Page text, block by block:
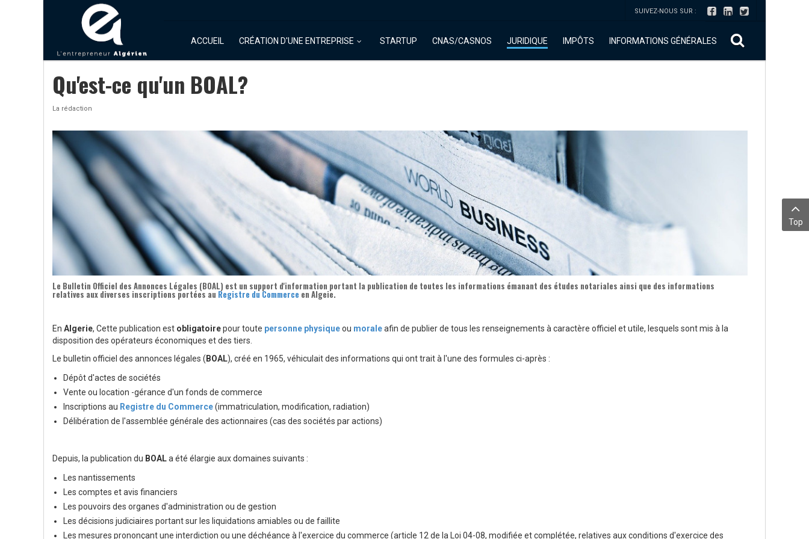
SUIVEZ-NOUS SUR :
ACCUEIL CRÉATION D'UNE ENTREPRISE STARTUP CNAS/CASNOS JURIDIQUE IMPÔTS INFORMATIONS GÉNÉRALES
Qu'est-ce qu'un BOAL?
La rédaction
Le Bulletin Officiel des Annonces Légales (BOAL) est un support d'information portant la publication de toutes les informations émanant des études notariales ainsi que des informations
relatives aux diverses inscriptions portées au Registre du Commerce en Algeie.
En Algerie, Cette publication est obligatoirepour toute personne physiqueou moraleafin de publier de tous les renseignements à caractère officiel et utile, lesquels sont mis à la
disposition des opérateurs économiques et des tiers.
Le bulletin officiel des annonces légales ( BOAL), créé en 1965, véhiculait des informations qui ont trait à l'une des formules ci-après :
Dépôt d'actes de sociétés
Vente ou location -gérance d'un fonds de commerce
Inscriptions au Registre du Commerce(immatriculation, modification, radiation)
Délibération de l'assemblée générale des actionnaires (cas des sociétés par actions)
Depuis, la publication du BOALa été élargie aux domaines suivants :
Les nantissements
Les comptes et avis financiers
Les pouvoirs des organes d'administration ou de gestion
Les décisions judiciaires portant sur les liquidations amiables ou de faillite
Les mesures prononçant une interdiction ou une déchéance à l'exercice du commerce (article 12 de la Loi 04-08, modifiée et complétée, relatives aux conditions d'exercice des
Top